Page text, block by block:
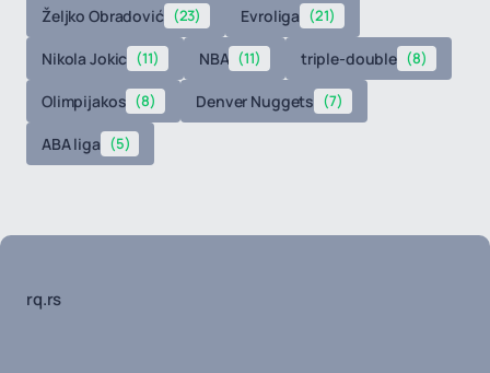
Željko Obradović (23) Evroliga (21)
Nikola Jokic (11) NBA (11) triple-double (8)
Olimpijakos (8) Denver Nuggets (7)
ABA liga (5)
rq.rs